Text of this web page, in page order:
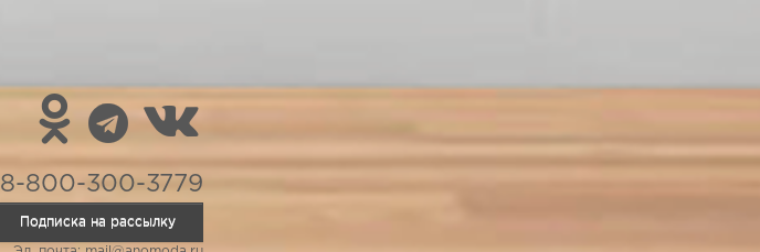
8-800-300-3779
Подписка на рассылку